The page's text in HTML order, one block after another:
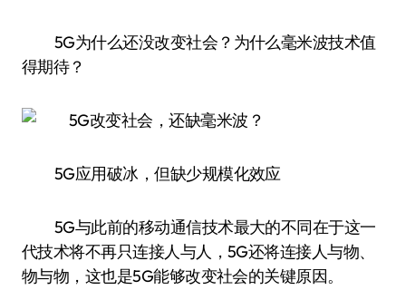
5G为什么还没改变社会？为什么毫米波技术值
得期待？
5G应用破冰，但缺少规模化效应
5G与此前的移动通信技术最大的不同在于这一
代技术将不再只连接人与人，5G还将连接人与物、
物与物，这也是5G能够改变社会的关键原因。